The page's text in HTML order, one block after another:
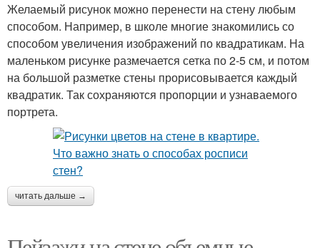
Желаемый рисунок можно перенести на стену любым
способом. Например, в школе многие знакомились со
способом увеличения изображений по квадратикам. На
маленьком рисунке размечается сетка по 2-5 см, и потом
на большой разметке стены прорисовывается каждый
квадратик. Так сохраняются пропорции и узнаваемого
портрета.
читать дальше →